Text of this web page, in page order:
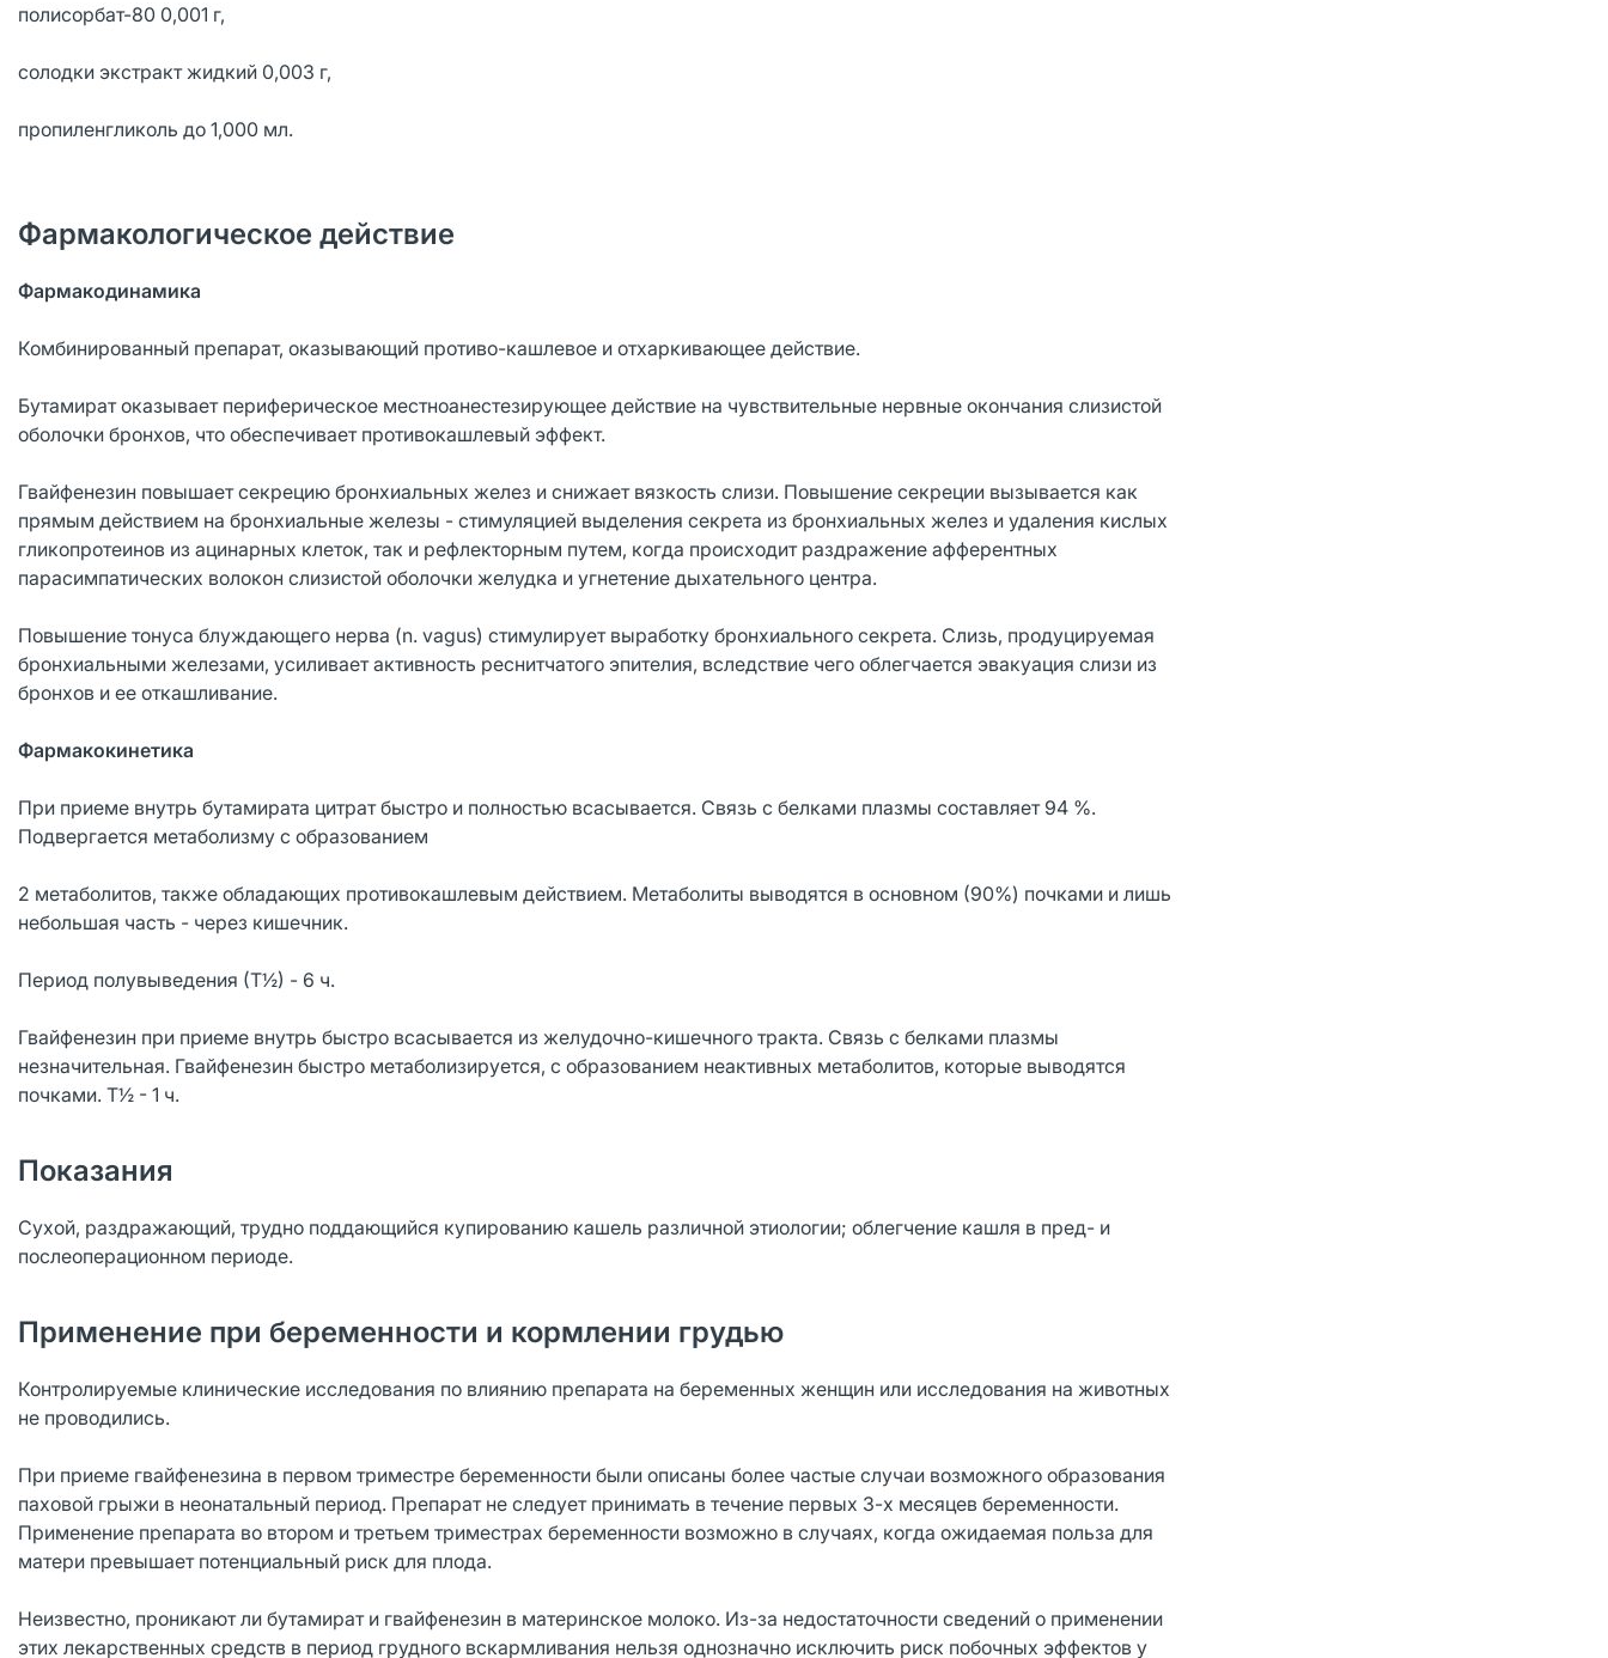
полисорбат-80 0,001 г,
солодки экстракт жидкий 0,003 г,
пропиленгликоль до 1,000 мл.
Фармакологическое действие
Фармакодинамика
Комбинированный препарат, оказывающий противо-кашлевое и отхаркивающее действие.
Бутамират оказывает периферическое местноанестезирующее действие на чувствительные нервные окончания слизистой
оболочки бронхов, что обеспечивает противокашлевый эффект.
Гвайфенезин повышает секрецию бронхиальных желез и снижает вязкость слизи. Повышение секреции вызывается как
прямым действием на бронхиальные железы - стимуляцией выделения секрета из бронхиальных желез и удаления кислых
гликопротеинов из ацинарных клеток, так и рефлекторным путем, когда происходит раздражение афферентных
парасимпатических волокон слизистой оболочки желудка и угнетение дыхательного центра.
Повышение тонуса блуждающего нерва (n. vagus) стимулирует выработку бронхиального секрета. Слизь, продуцируемая
бронхиальными железами, усиливает активность реснитчатого эпителия, вследствие чего облегчается эвакуация слизи из
бронхов и ее откашливание.
Фармакокинетика
При приеме внутрь бутамирата цитрат быстро и полностью всасывается. Связь с белками плазмы составляет 94 %.
Подвергается метаболизму с образованием
2 метаболитов, также обладающих противокашлевым действием. Метаболиты выводятся в основном (90%) почками и лишь
небольшая часть - через кишечник.
Период полувыведения (Т½) - 6 ч.
Гвайфенезин при приеме внутрь быстро всасывается из желудочно-кишечного тракта. Связь с белками плазмы
незначительная. Гвайфенезин быстро метаболизируется, с образованием неактивных метаболитов, которые выводятся
почками. Т½ - 1 ч.
Показания
Сухой, раздражающий, трудно поддающийся купированию кашель различной этиологии; облегчение кашля в пред- и
послеоперационном периоде.
Применение при беременности и кормлении грудью
Контролируемые клинические исследования по влиянию препарата на беременных женщин или исследования на животных
не проводились.
При приеме гвайфенезина в первом триместре беременности были описаны более частые случаи возможного образования
паховой грыжи в неонатальный период. Препарат не следует принимать в течение первых 3-х месяцев беременности.
Применение препарата во втором и третьем триместрах беременности возможно в случаях, когда ожидаемая польза для
матери превышает потенциальный риск для плода.
Неизвестно, проникают ли бутамират и гвайфенезин в материнское молоко. Из-за недостаточности сведений о применении
этих лекарственных средств в период грудного вскармливания нельзя однозначно исключить риск побочных эффектов у